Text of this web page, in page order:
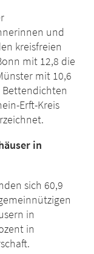
und
kreisfreien
mit 12,8 die
mit 10,6
Bettendichten
Erft-Kreis
in
sich 60,9
in
in